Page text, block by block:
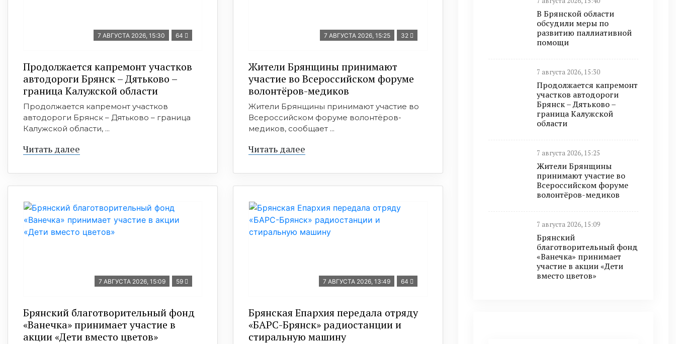
7 АВГУСТА 2026, 15:30 64
Продолжается капремонт участков
автодороги Брянск – Дятьково –
граница Калужской области
Продолжается капремонт участков
автодороги Брянск – Дятьково – граница
Калужской области, ...
Читать далее
7 АВГУСТА 2026, 15:25 32
Жители Брянщины принимают
участие во Всероссийском форуме
волонтёров-медиков
Жители Брянщины принимают участие во
Всероссийском форуме волонтёров-
медиков, сообщает ...
Читать далее
7 АВГУСТА 2026, 15:09 59
Брянский благотворительный фонд
«Ванечка» принимает участие в
акции «Дети вместо цветов»
7 АВГУСТА 2026, 13:49 64
Брянская Епархия передала отряду
«БАРС-Брянск» радиостанции и
стиральную машину
В Брянской области
обсудили меры по
развитию паллиативной
помощи
7 августа 2026, 15:30
Продолжается капремонт
участков автодороги
Брянск – Дятьково –
граница Калужской
области
7 августа 2026, 15:25
Жители Брянщины
принимают участие во
Всероссийском форуме
волонтёров-медиков
7 августа 2026, 15:09
Брянский
благотворительный фонд
«Ванечка» принимает
участие в акции «Дети
вместо цветов»